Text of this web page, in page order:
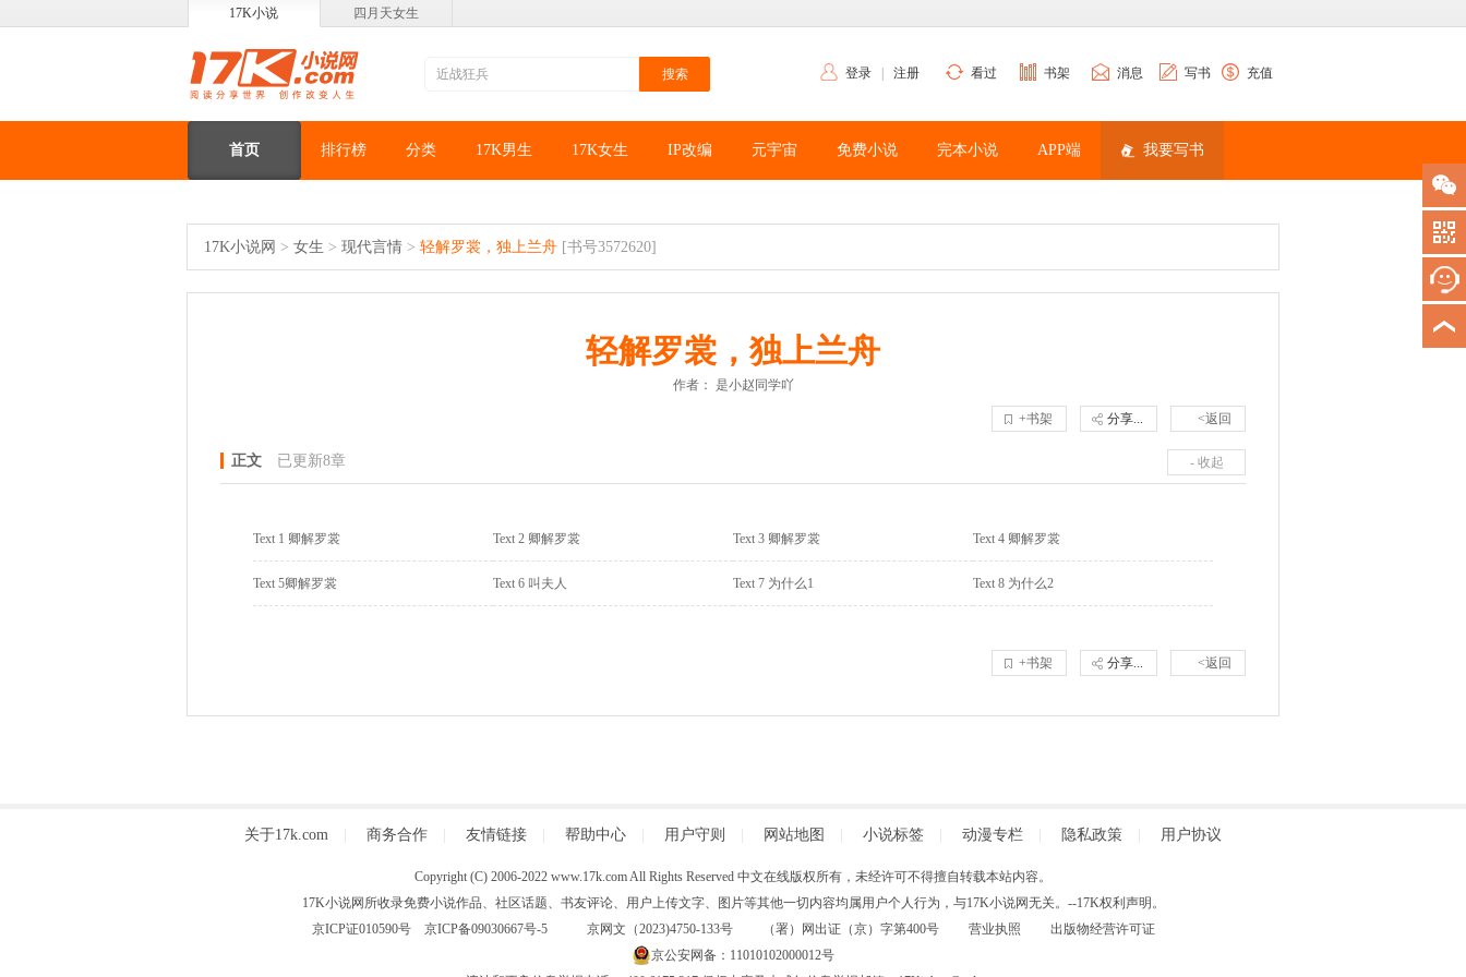
17K小说 四月天女生
登录 注册 看过 书架 消息 写书 充值
首页 排行榜 分类 17K男生 17K女生 IP改编 元宇宙 免费小说 完本小说 APP端 我要写书
17K小说网 > 女生 > 现代言情 > 轻解罗裳，独上兰舟 [书号3572620]
轻解罗裳，独上兰舟
作者： 是小赵同学吖
<返回
分享...
+书架
- 收起
正文 已更新8章
Text 1 卿解罗裳 Text 2 卿解罗裳 Text 3 卿解罗裳 Text 4 卿解罗裳
Text 5卿解罗裳 Text 6 叫夫人 Text 7 为什么1 Text 8 为什么2
<返回
分享...
+书架
关于17k.com 商务合作 友情链接 帮助中心 用户守则 网站地图 小说标签 动漫专栏 隐私政策 用户协议
Copyright (C) 2006-2022 www.17k.com All Rights Reserved 中文在线版权所有，未经许可不得擅自转载本站内容。
17K小说网所收录免费小说作品、社区话题、书友评论、用户上传文字、图片等其他一切内容均属用户个人行为，与17K小说网无关。--17K权利声明。
京ICP证010590号 京ICP备09030667号-5京网文（2023)4750-133号 （署）网出证（京）字第400号 营业执照
出版物经营许可证
京公安网备：11010102000012号